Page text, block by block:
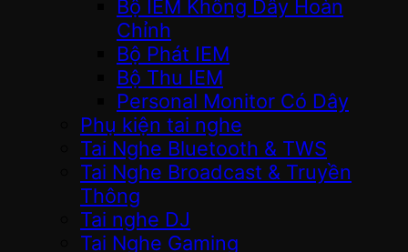
Bộ IEM Không Dây Hoàn
Chỉnh
Bộ Phát IEM
Bộ Thu IEM
Personal Monitor Có Dây
Phụ kiện tai nghe
Tai Nghe Bluetooth & TWS
Tai Nghe Broadcast & Truyền
Thông
Tai nghe DJ
Tai Nghe Gaming